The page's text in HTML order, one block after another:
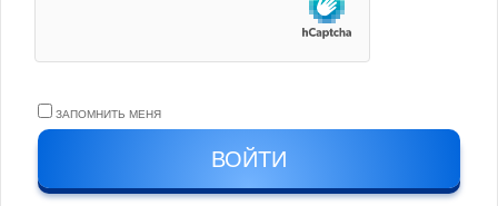
ЗАПОМНИТЬ МЕНЯ
ВОЙТИ